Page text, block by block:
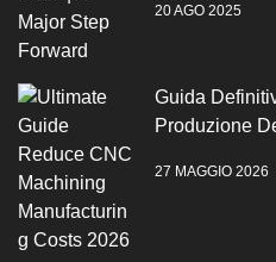
20 AGO 2025
Guida
Produzione
27 MAGGIO 2026